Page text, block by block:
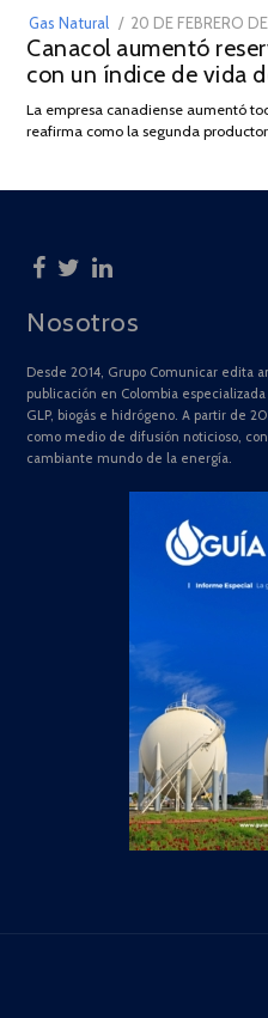
Gas Natural
POSTED
ON
20 DE FEBRERO
Canacol aumentó
con un índice de vida
La empresa canadiense aumentó
reafirma como la segunda
Nosotros
Desde 2014, Grupo Comunicar edita
publicación en Colombia
GLP, biogás e hidrógeno. A partir de
como medio de difusión noticioso,
cambiante mundo de la energía.